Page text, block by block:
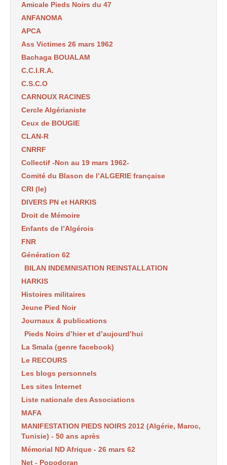
Amicale Pieds Noirs du 47
ANFANOMA
APCA
Ass Victimes 26 mars 1962
Bachaga BOUALAM
C.C.I.R.A.
C.S.C.O
CARNOUX RACINES
Cercle Algérianiste
Ceux de BOUGIE
CLAN-R
CNRRF
Collectif -Non au 19 mars 1962-
Comité du Blason de l’ALGERIE française
CRI (le)
DIVERS PN et HARKIS
Droit de Mémoire
Enfants de l’Algérois
FNR
Génération 62
BILAN INDEMNISATION REINSTALLATION
HARKIS
Histoires militaires
Jeune Pied Noir
Journaux & publications
Pieds Noirs d’hier et d’aujourd’hui
La Smala (genre facebook)
Le RECOURS
Les blogs personnels
Les sites Internet
Liste nationale des Associations
MAFA
MANIFESTATION PIEDS NOIRS 2012 (Algérie, Maroc,
Tunisie) - 50 ans après
Mémorial ND Afrique - 26 mars 62
Net - Popodoran